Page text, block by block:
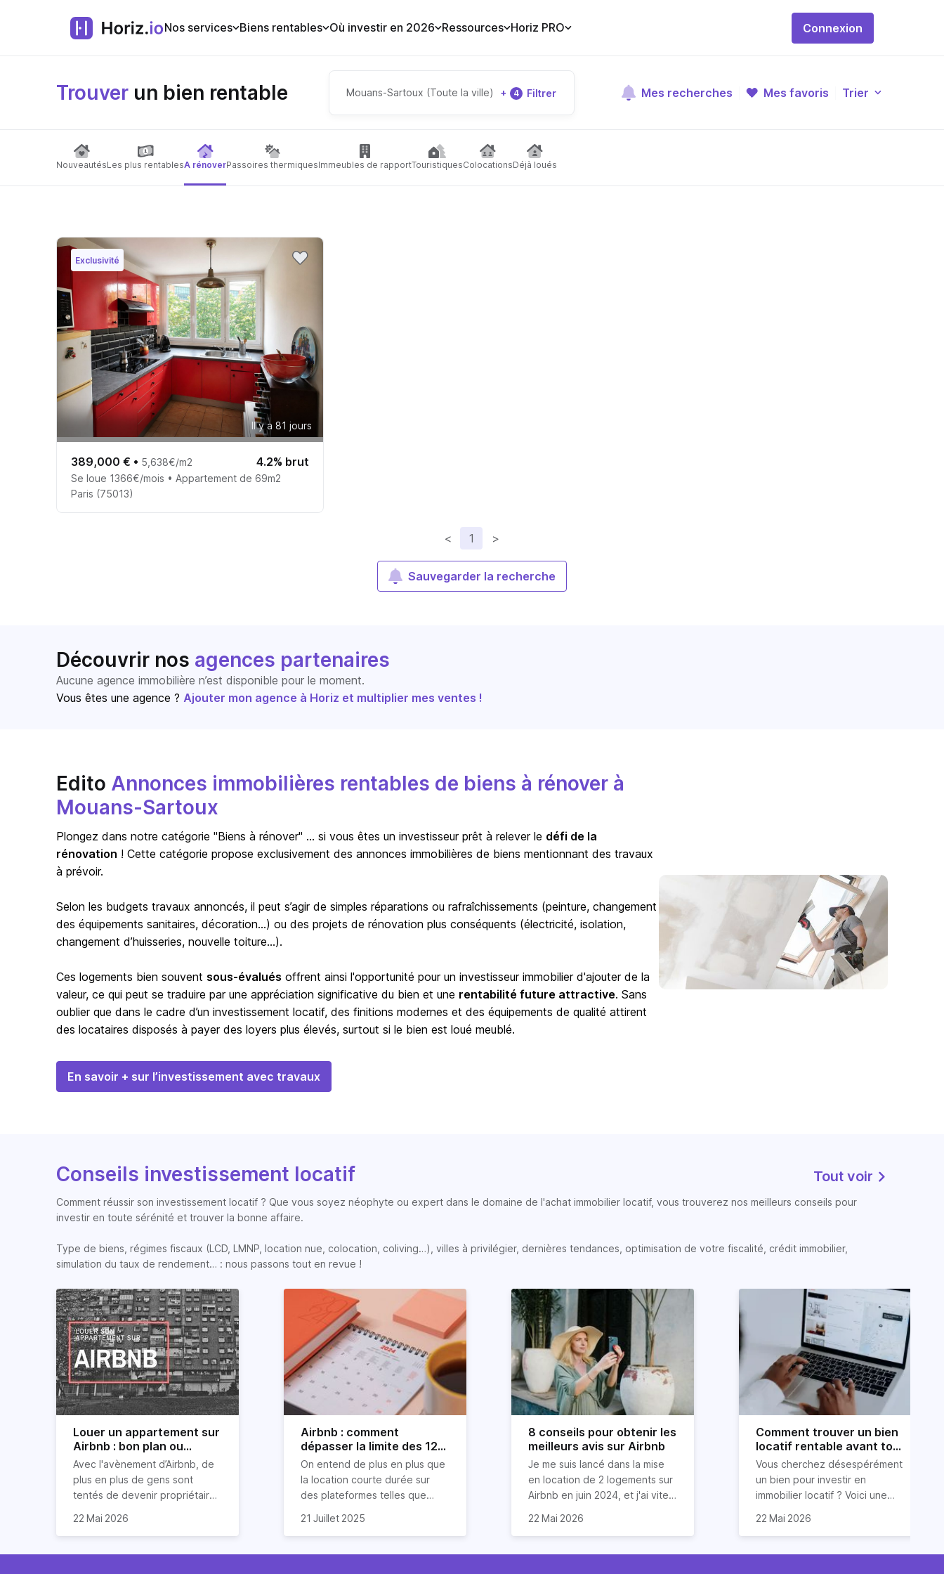
Nos services Biens rentables Où investir en 2026 Ressources Horiz PRO Connexion
Trouver un bien rentable Mouans-Sartoux (Toute la ville) + 4 Filtrer Mes recherches Mes favoris Trier
NouveautésLes plus rentablesA rénoverPassoires thermiquesImmeubles de rapportTouristiquesColocationsDéjà loués
Exclusivité
Il y a 81 jours
389,000 € • 5,638€/m2 4.2% brut
Se loue 1366€/mois • Appartement de 69m2
Paris (75013)
< 1 >
Sauvegarder la recherche
Découvrir nos agences partenaires
Aucune agence immobilière n’est disponible pour le moment.
Vous êtes une agence ? Ajouter mon agence à Horiz et multiplier mes ventes !
Edito Annonces immobilières rentables de biens à rénover à
Mouans-Sartoux
Plongez dans notre catégorie "Biens à rénover" … si vous êtes un investisseur prêt à relever le défi de la
rénovation ! Cette catégorie propose exclusivement des annonces immobilières de biens mentionnant des travaux
à prévoir.
Selon les budgets travaux annoncés, il peut s’agir de simples réparations ou rafraîchissements (peinture, changement
des équipements sanitaires, décoration…) ou des projets de rénovation plus conséquents (électricité, isolation,
changement d’huisseries, nouvelle toiture…).
Ces logements bien souvent sous-évalués offrent ainsi l'opportunité pour un investisseur immobilier d'ajouter de la
valeur, ce qui peut se traduire par une appréciation significative du bien et une rentabilité future attractive. Sans
oublier que dans le cadre d’un investissement locatif, des finitions modernes et des équipements de qualité attirent
des locataires disposés à payer des loyers plus élevés, surtout si le bien est loué meublé.
En savoir + sur l’investissement avec travaux
Conseils investissement locatif Tout voir
Comment réussir son investissement locatif ? Que vous soyez néophyte ou expert dans le domaine de l'achat immobilier locatif, vous trouverez nos meilleurs conseils pour
investir en toute sérénité et trouver la bonne affaire.
Type de biens, régimes fiscaux (LCD, LMNP, location nue, colocation, coliving…), villes à privilégier, dernières tendances, optimisation de votre fiscalité, crédit immobilier,
simulation du taux de rendement… : nous passons tout en revue !
Louer un appartement sur
Airbnb : bon plan ou
mauvaise idée
Avec l'avènement d’Airbnb, de
plus en plus de gens sont
tentés de devenir propriétaires
Paris qui sont des meublés
22 Mai 2026
Airbnb : comment
dépasser la limite des 120
jours ?
On entend de plus en plus que
la location courte durée sur
des plateformes telles que
cou aux idées reçues sur
bien entendu) pour louer sur
21 Juillet 2025
8 conseils pour obtenir les
meilleurs avis sur Airbnb
Je me suis lancé dans la mise
en location de 2 logements sur
Airbnb en juin 2024, et j'ai vite
exceptionnels, une
étoiles de la part de vos
22 Mai 2026
Comment trouver un bien
locatif rentable avant tout
le monde ?
Vous cherchez désespérément
un bien pour investir en
immobilier locatif ? Voici une
monde. Et cerise sur le gâteau :
22 Mai 2026